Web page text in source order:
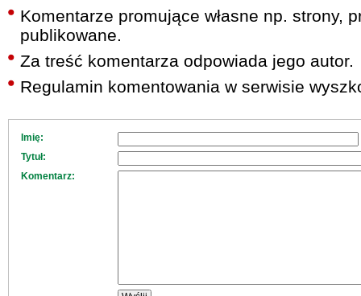
Komentarze promujące własne np. strony,
publikowane.
Za treść komentarza odpowiada jego autor.
Regulamin komentowania w serwisie
Imię:
Tytuł:
Komentarz: